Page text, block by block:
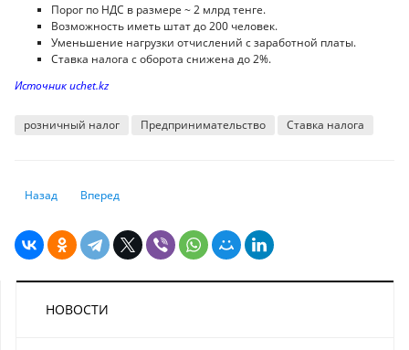
Порог по НДС в размере ~ 2 млрд тенге.
Возможность иметь штат до 200 человек.
Уменьшение нагрузки отчислений с заработной платы.
Ставка налога с оборота снижена до 2%.
Источник uchet.kz
розничный налог Предпринимательство Ставка налога
Предыдущий: Новые правила ввоза товаров из третьих стран
Назад Следующий: В расчет средней заработной платы внесены
Вперед
НОВОСТИ